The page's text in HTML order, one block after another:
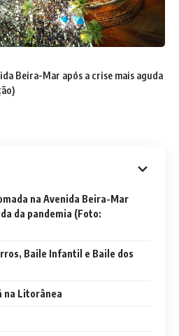
Beira-Mar após a crise mais aguda
na Avenida Beira-Mar
da pandemia (Foto:
Baile Infantil e Baile dos
na Litorânea